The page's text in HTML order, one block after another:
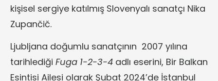
kişisel sergiye katılmış Slovenyalı sanatçı Nika
Zupančič.
Ljubljana doğumlu sanatçının 2007 yılına
tarihlediği Fuga 1-2-3-4 adlı eserini, Bir Balkan
Esintisi Ailesi olarak Şubat 2024’de İstanbul